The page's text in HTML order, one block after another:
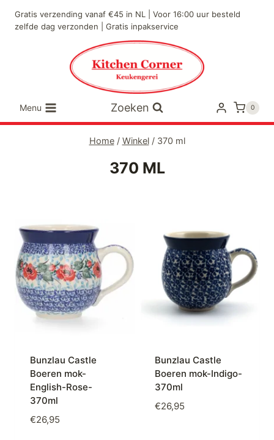
naar
Gratis verzending vanaf €45 in NL | Voor 16:00 uur besteld
zelfde dag verzonden | Gratis inpakservice
Menu Zoeken 0
Home / Winkel / 370 ml
370 ML
Bunzlau Castle
Boeren mok-
English-Rose-
370ml
€26,95
Bunzlau Castle
Boeren mok-Indigo-
370ml
€26,95